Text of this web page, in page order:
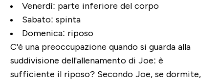
Venerdì: parte inferiore del corpo
Sabato: spinta
Domenica: riposo
C'è una preoccupazione quando si guarda alla
suddivisione dell'allenamento di Joe: è
sufficiente il riposo? Secondo Joe, se dormite,